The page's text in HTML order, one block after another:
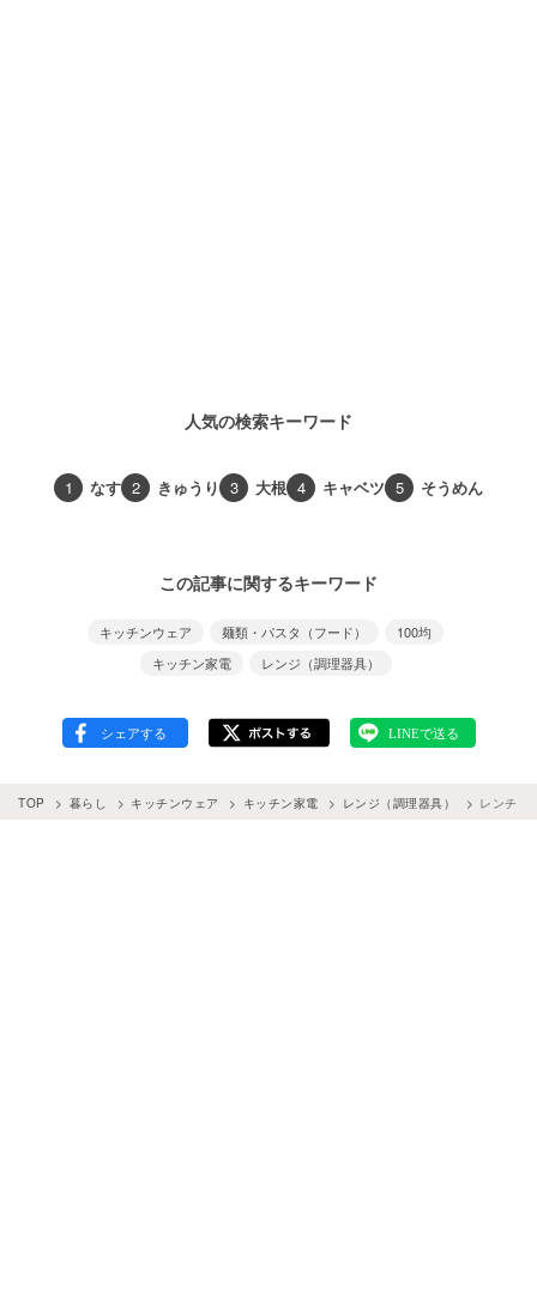
人気の検索キーワード
1 なす 2 きゅうり 3 大根 4 キャベツ 5 そうめん
この記事に関するキーワード
キッチンウェア 麺類・パスタ（フード）
100均
キッチン家電
レンジ（調理器具）
TOP 暮らし キッチンウェア キッチン家電 レンジ（調理器具） レンチン